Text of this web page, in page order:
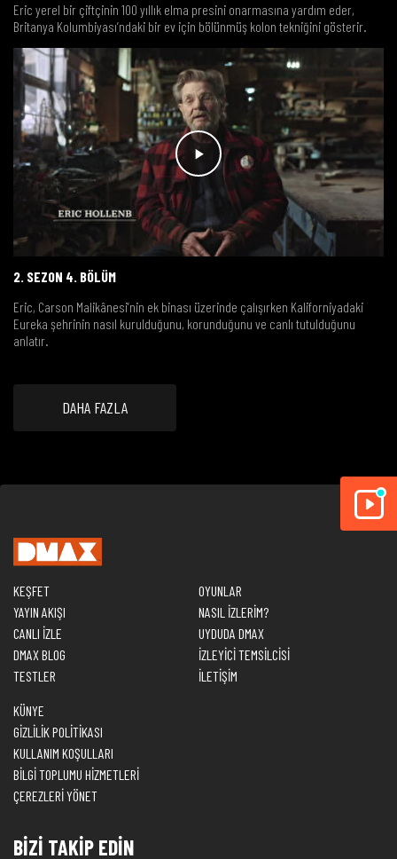
Eric yerel bir çiftçinin 100 yıllık elma presini onarmasına yardım eder,
Britanya Kolumbiyası’ndaki bir ev için bölünmüş kolon tekniğini gösterir.
2. SEZON 4. BÖLÜM
Eric, Carson Malikânesi’nin ek binası üzerinde çalışırken Kaliforniyadaki
Eureka şehrinin nasıl kurulduğunu, korunduğunu ve canlı tutulduğunu
anlatır.
DAHA FAZLA
KEŞFET
YAYIN AKIŞI
CANLI İZLE
DMAX BLOG
TESTLER
OYUNLAR
NASIL İZLERİM?
UYDUDA DMAX
İZLEYİCİ TEMSİLCİSİ
İLETİŞİM
KÜNYE
GİZLİLİK POLİTİKASI
KULLANIM KOŞULLARI
BİLGİ TOPLUMU HİZMETLERİ
ÇEREZLERİ YÖNET
BİZİ TAKİP EDİN